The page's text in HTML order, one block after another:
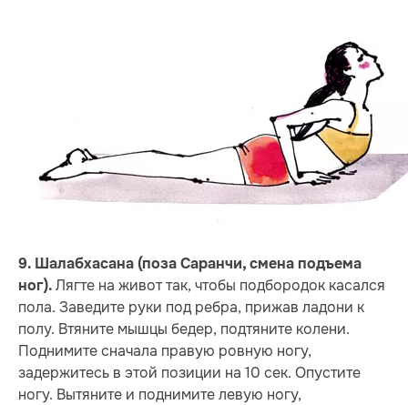
9. Шалабхасана (поза Саранчи, смена подъема
ног). Лягте на живот так, чтобы подбородок касался
пола. Заведите руки под ребра, прижав ладони к
полу. Втяните мышцы бедер, подтяните колени.
Поднимите сначала правую ровную ногу,
задержитесь в этой позиции на 10 сек. Опустите
ногу. Вытяните и поднимите левую ногу,